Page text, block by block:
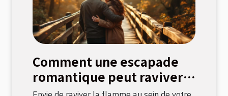
Comment une escapade
romantique peut raviver
la flamme amoureuse ?